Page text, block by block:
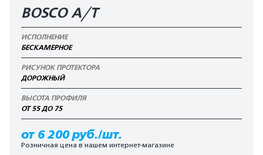
BOSCO A/T
ИСПОЛНЕНИЕ
БЕСКАМЕРНОЕ
РИСУНОК ПРОТЕКТОРА
ДОРОЖНЫЙ
ВЫСОТА ПРОФИЛЯ
ОТ 55 ДО 75
от 6 200 руб./шт.
Розничная цена в нашем интернет-магазине